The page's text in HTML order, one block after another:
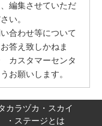
編集させていただ
い。
合わせ等について
答え致しかねま
カスタマーセンタ
お願いします。
カラヅカ・スカイ
・ステージとは